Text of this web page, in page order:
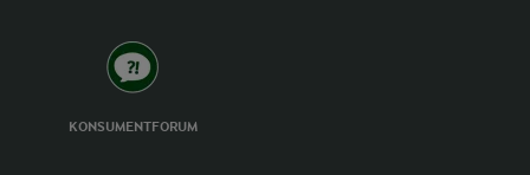
KONSUMENTFORUM